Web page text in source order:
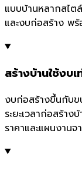
แบบบ้านหลากสไต
และงบก่อสร้าง พ
สร้างบ้านใช้งบเ
งบก่อสร้างขึ้นกับ
ระยะเวลาก่อสร้า
ราคาและแผนงาน